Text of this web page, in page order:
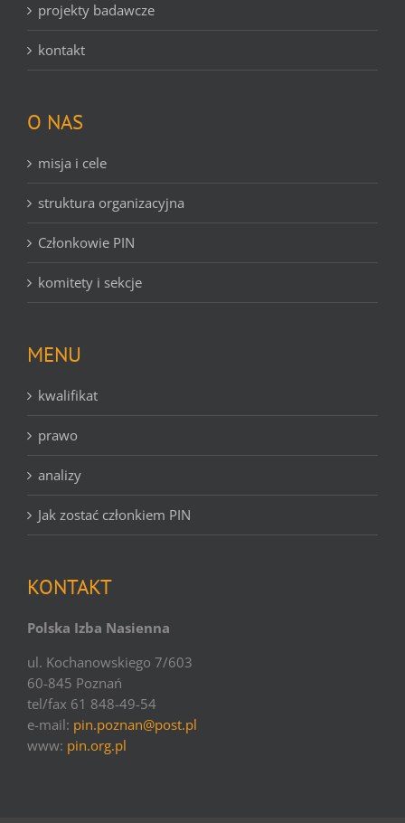
projekty badawcze
kontakt
O NAS
misja i cele
struktura organizacyjna
Członkowie PIN
komitety i sekcje
MENU
kwalifikat
prawo
analizy
Jak zostać członkiem PIN
KONTAKT
Polska Izba Nasienna
ul. Kochanowskiego 7/603
60-845 Poznań
tel/fax 61 848-49-54
e-mail: pin.poznan@post.pl
www: pin.org.pl